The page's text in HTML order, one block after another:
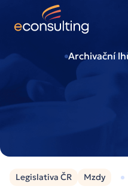
Digitální kancelář
Případové studie
O nás
Legislativa ČR Mzdy